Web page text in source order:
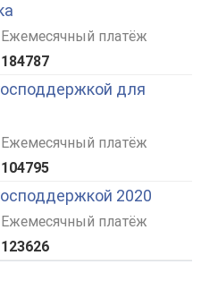
Ежемесячный платёж
184787
для
Ежемесячный платёж
104795
2020
Ежемесячный платёж
123626